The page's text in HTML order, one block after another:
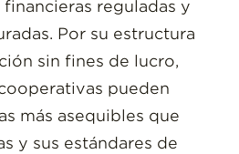
reguladas y
Por su estructura
sin fines de lucro,
pueden
más asequibles que
y sus estándares de